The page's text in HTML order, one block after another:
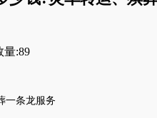
量:89
一条龙服务